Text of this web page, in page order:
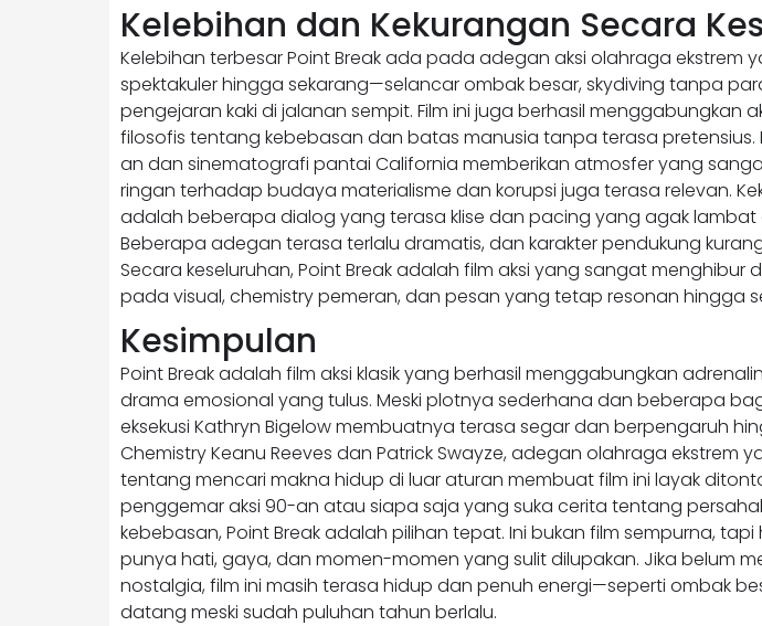
Kelebihan dan Kekurangan Secara
Kelebihan terbesar Point Break ada pada adegan aksi olahraga ekstrem
spektakuler hingga sekarang—selancar ombak besar, skydiving tanpa
pengejaran kaki di jalanan sempit. Film ini juga berhasil menggabungkan
filosofis tentang kebebasan dan batas manusia tanpa terasa pretensius.
an dan sinematografi pantai California memberikan atmosfer yang
ringan terhadap budaya materialisme dan korupsi juga terasa relevan.
adalah beberapa dialog yang terasa klise dan pacing yang agak
Beberapa adegan terasa terlalu dramatis, dan karakter pendukung
Secara keseluruhan, Point Break adalah film aksi yang sangat menghibur
pada visual, chemistry pemeran, dan pesan yang tetap resonan hingga
Kesimpulan
Point Break adalah film aksi klasik yang berhasil menggabungkan
drama emosional yang tulus. Meski plotnya sederhana dan beberapa
eksekusi Kathryn Bigelow membuatnya terasa segar dan berpengaruh
Chemistry Keanu Reeves dan Patrick Swayze, adegan olahraga ekstrem
tentang mencari makna hidup di luar aturan membuat film ini layak
penggemar aksi 90-an atau siapa saja yang suka cerita tentang
kebebasan, Point Break adalah pilihan tepat. Ini bukan film sempurna,
punya hati, gaya, dan momen-momen yang sulit dilupakan. Jika belum
nostalgia, film ini masih terasa hidup dan penuh energi—seperti ombak
datang meski sudah puluhan tahun berlalu.